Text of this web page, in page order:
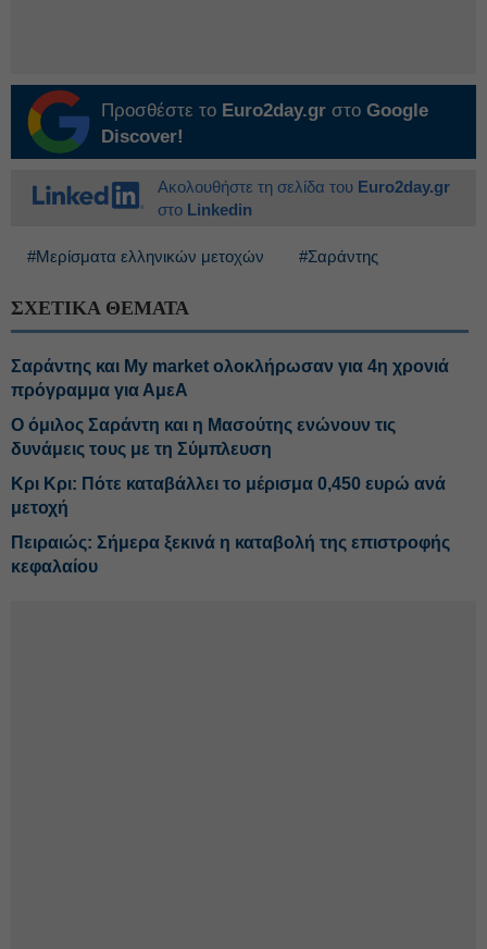
Προσθέστε το Euro2day.gr στο Google
Discover!
Ακολουθήστε τη σελίδα του Euro2day.gr
στο Linkedin
#Μερίσματα ελληνικών μετοχών #Σαράντης
ΣΧΕΤΙΚΑ ΘΕΜΑΤΑ
Σαράντης και My market ολοκλήρωσαν για 4η χρονιά
πρόγραμμα για ΑμεΑ
Ο όμιλος Σαράντη και η Μασούτης ενώνουν τις
δυνάμεις τους με τη Σύμπλευση
Κρι Κρι: Πότε καταβάλλει το μέρισμα 0,450 ευρώ ανά
μετοχή
Πειραιώς: Σήμερα ξεκινά η καταβολή της επιστροφής
κεφαλαίου